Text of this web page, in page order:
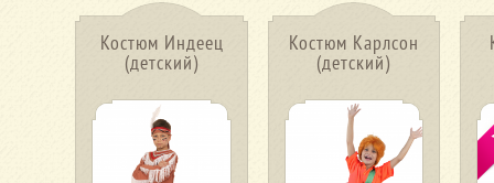
Костюм Индеец
(детский)
Костюм Карлсон
(детский)